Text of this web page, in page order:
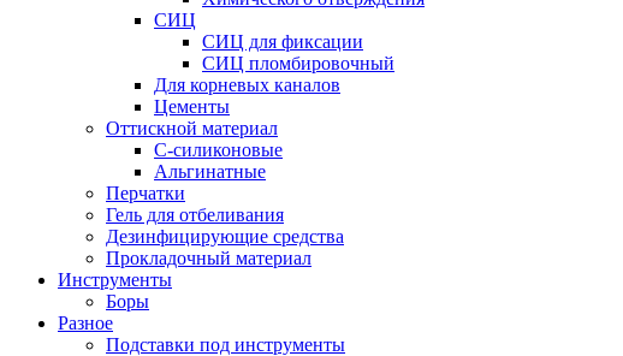
СИЦ
СИЦ для фиксации
СИЦ пломбировочный
Для корневых каналов
Цементы
Оттискной материал
С-силиконовые
Альгинатные
Перчатки
Гель для отбеливания
Дезинфицирующие средства
Прокладочный материал
Инструменты
Боры
Разное
Подставки под инструменты